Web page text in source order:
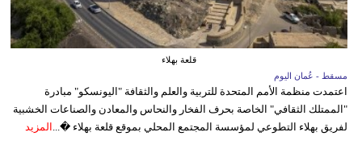
قلعة بهلاء
مسقط - عُمان اليوم
اعتمدت منظمة الأمم المتحدة للتربية والعلم والثقافة "اليونسكو" مبادرة
"الممتلك الثقافي" الخاصة بحرف الفخار والنحاس والمعادن والصناعات الخشبية
لفريق بهلاء التطوعي لمؤسسة المجتمع المحلي بموقع قلعة بهلاء �... المزيد